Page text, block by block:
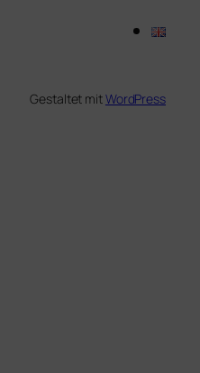
Gestaltet mitWordPress